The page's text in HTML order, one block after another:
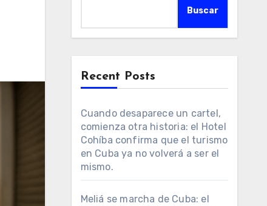
Buscar
Recent Posts
Cuando desaparece un cartel,
comienza otra historia: el Hotel
Cohíba confirma que el turismo
en Cuba ya no volverá a ser el
mismo.
Meliá se marcha de Cuba: el